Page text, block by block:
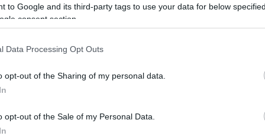
to Google and its third-party tags to use your data for below
consent section.
Data Processing Opt Outs
opt-out of the Sharing of my personal data.
opt-out of the Sale of my Personal Data.
si avvertiva anche dentro le case. Il padre,
mandato a presidiare luoghi strategici e la
gli ha lasciato un’immagine
mattina dopo con la barba, simbolo di una realtà